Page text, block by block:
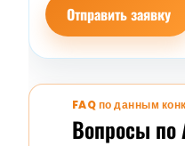
Отправить заявку
FAQ по данным
Вопросы по